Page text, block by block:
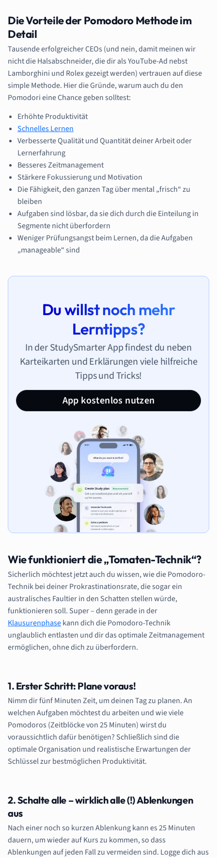
Die Vorteile der Pomodoro Methode im
Detail
Tausende erfolgreicher CEOs (und nein, damit meinen wir
nicht die Halsabschneider, die dir als YouTube-Ad nebst
Lamborghini und Rolex gezeigt werden) vertrauen auf diese
simple Methode. Hier die Gründe, warum auch du den
Pomodori eine Chance geben solltest:
Erhöhte Produktivität
Schnelles Lernen
Verbesserte Qualität und Quantität deiner Arbeit oder
Lernerfahrung
Besseres Zeitmanagement
Stärkere Fokussierung und Motivation
Die Fähigkeit, den ganzen Tag über mental „frisch“ zu
bleiben
Aufgaben sind lösbar, da sie dich durch die Einteilung in
Segmente nicht überfordern
Weniger Prüfungsangst beim Lernen, da die Aufgaben
„manageable“ sind
Du willst noch mehr
Lerntipps?
In der StudySmarter App findest du neben
Karteikarten und Erklärungen viele hilfreiche
Tipps und Tricks!
App kostenlos nutzen
Wie funktioniert die „Tomaten-Technik“?
Sicherlich möchtest jetzt auch du wissen, wie die Pomodoro-
Technik bei deiner Prokrastinationsrate, die sogar ein
australisches Faultier in den Schatten stellen würde,
funktionieren soll. Super – denn gerade in der
Klausurenphasekann dich die Pomodoro-Technik
unglaublich entlasten und dir das optimale Zeitmanagement
ermöglichen, ohne dich zu überfordern.
1. Erster Schritt: Plane voraus!
Nimm dir fünf Minuten Zeit, um deinen Tag zu planen. An
welchen Aufgaben möchtest du arbeiten und wie viele
Pomodoros (Zeitblöcke von 25 Minuten) wirst du
voraussichtlich dafür benötigen? Schließlich sind die
optimale Organisation und realistische Erwartungen der
Schlüssel zur bestmöglichen Produktivität.
2. Schalte alle – wirklich alle (!) Ablenkungen
aus
Nach einer noch so kurzen Ablenkung kann es 25 Minuten
dauern, um wieder auf Kurs zu kommen, so dass
Ablenkungen auf jeden Fall zu vermeiden sind. Logge dich aus